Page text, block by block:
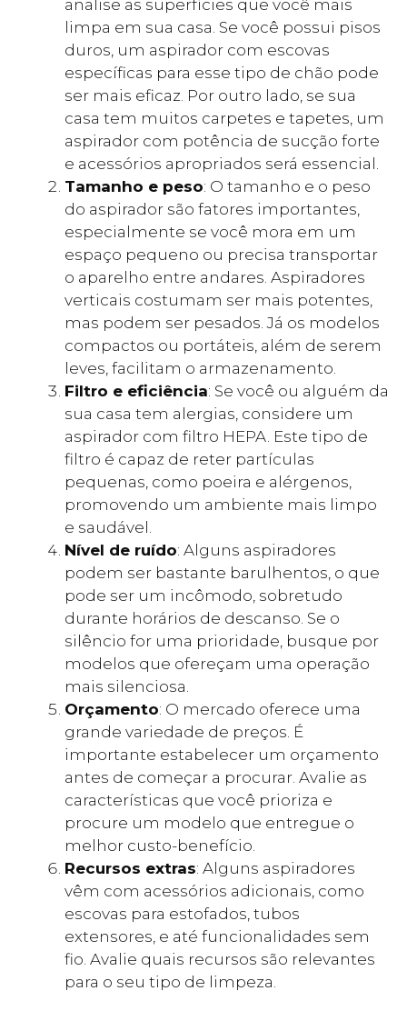
analise as superfícies que você mais
limpa em sua casa. Se você possui pisos
duros, um aspirador com escovas
específicas para esse tipo de chão pode
ser mais eficaz. Por outro lado, se sua
casa tem muitos carpetes e tapetes, um
aspirador com potência de sucção forte
e acessórios apropriados será essencial.
Tamanho e peso: O tamanho e o peso
do aspirador são fatores importantes,
especialmente se você mora em um
espaço pequeno ou precisa transportar
o aparelho entre andares. Aspiradores
verticais costumam ser mais potentes,
mas podem ser pesados. Já os modelos
compactos ou portáteis, além de serem
leves, facilitam o armazenamento.
Filtro e eficiência: Se você ou alguém da
sua casa tem alergias, considere um
aspirador com filtro HEPA. Este tipo de
filtro é capaz de reter partículas
pequenas, como poeira e alérgenos,
promovendo um ambiente mais limpo
e saudável.
Nível de ruído: Alguns aspiradores
podem ser bastante barulhentos, o que
pode ser um incômodo, sobretudo
durante horários de descanso. Se o
silêncio for uma prioridade, busque por
modelos que ofereçam uma operação
mais silenciosa.
Orçamento: O mercado oferece uma
grande variedade de preços. É
importante estabelecer um orçamento
antes de começar a procurar. Avalie as
características que você prioriza e
procure um modelo que entregue o
melhor custo-benefício.
Recursos extras: Alguns aspiradores
vêm com acessórios adicionais, como
escovas para estofados, tubos
extensores, e até funcionalidades sem
fio. Avalie quais recursos são relevantes
para o seu tipo de limpeza.